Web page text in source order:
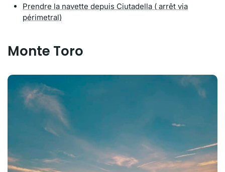
Prendre la navette depuis Ciutadella ( arrêt via
périmetral)
Monte Toro